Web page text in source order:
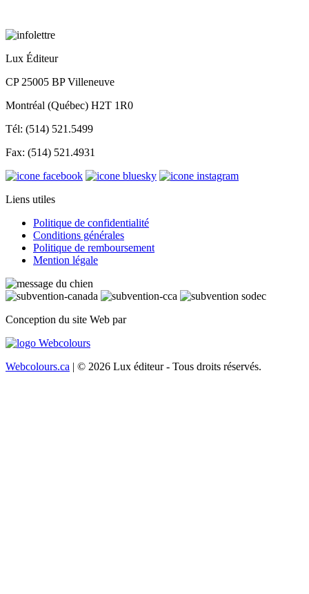
Lux Éditeur
CP 25005 BP Villeneuve
Montréal (Québec) H2T 1R0
Tél: (514) 521.5499
Fax: (514) 521.4931
Liens utiles
Politique de confidentialité
Conditions générales
Politique de remboursement
Mention légale
Conception du site Web par
Webcolours.ca | © 2026 Lux éditeur - Tous droits réservés.